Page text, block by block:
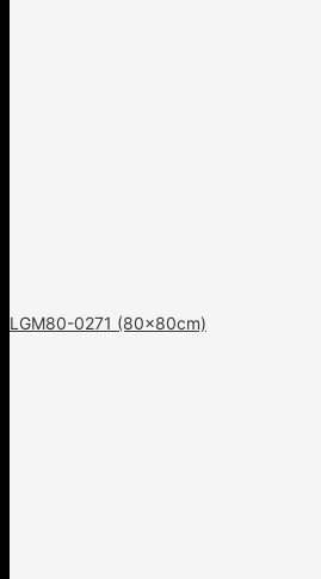
LGM80-0271 (80x80cm)